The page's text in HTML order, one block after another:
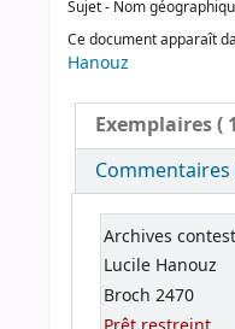
Sujet - Nom
Ce document apparaît
Hanouz
Exemplaires(
Commentaires
Archives
Lucile Hanouz
Broch 2470